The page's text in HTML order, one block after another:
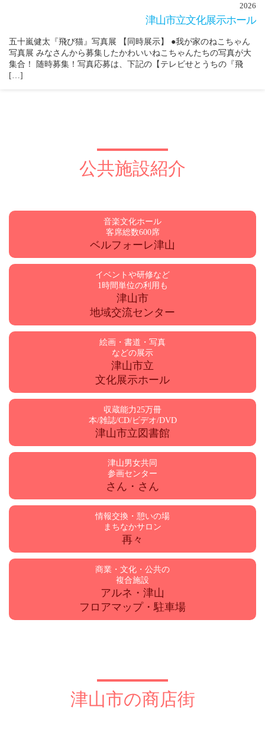
2026
津山市立文化展示ホール
五十嵐健太『飛び猫』写真展 【同時展示】 ●我が家のねこちゃん
写真展 みなさんから募集したかわいいねこちゃんたちの写真が大
集合！ 随時募集！写真応募は、下記の【テレビせとうちの『飛
[…]
公共施設紹介
音楽文化ホール
客席総数600席
ベルフォーレ津山
イベントや研修など
1時間単位の利用も
津山市
地域交流センター
絵画・書道・写真
などの展示
津山市立
文化展示ホール
収蔵能力25万冊
本/雑誌/CD/ビデオ/DVD
津山市立図書館
津山男女共同
参画センター
さん・さん
情報交換・憩いの場
まちなかサロン
再々
商業・文化・公共の
複合施設
アルネ・津山
フロアマップ・駐車場
津山市の商店街